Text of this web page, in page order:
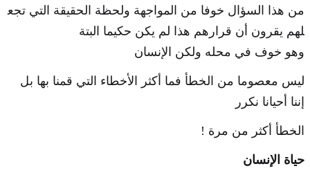
من هذا السؤال خوفا من المواجهة ولحظة الحقيقة التي تجع
لهم يقرون أن قرارهم هذا لم يكن حكيما البتة
وهو خوف في محله ولكن الإنسان
ليس معصوما من الخطأ فما أكثر الأخطاء التي قمنا بها بل
إننا أحيانا نكرر
الخطأ أكثر من مرة !
حياة الإنسان